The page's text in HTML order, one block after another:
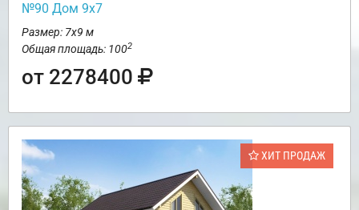
№90 Дом 9х7
Размер: 7х9 м
Общая площадь: 1002
от 2278400
ХИТ ПРОДАЖ